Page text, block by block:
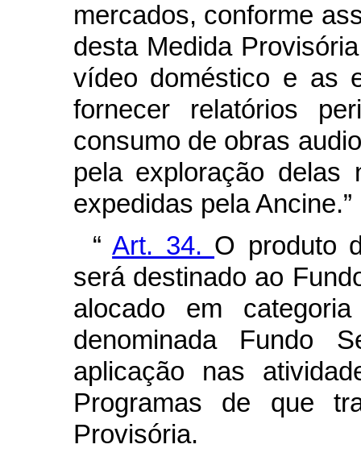
mercados, conforme
desta Medida
vídeo doméstico e as
fornecer relatórios
consumo de obras
pela exploração delas
expedidas pela Ancine.”
“Art. 34. O produto
será destinado ao
alocado em
denominada Fundo
aplicação nas
Programas de que
Provisória.